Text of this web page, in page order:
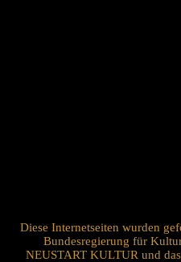
Diese Internetseiten wurden
Bundesregierung für
NEUSTART KULTUR und